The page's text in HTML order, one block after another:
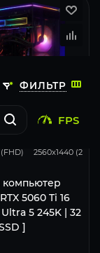
ФИЛЬТР
FPS
2560x1440 (2K)
5060 Ti 16
5 245K | 32
]